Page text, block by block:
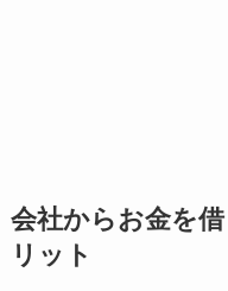
会社からお金を
リット